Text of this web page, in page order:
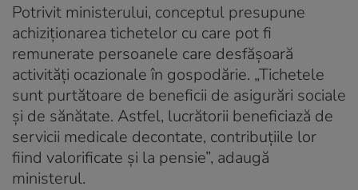
Potrivit ministerului, conceptul presupune
achiziţionarea tichetelor cu care pot fi
remunerate persoanele care desfăşoară
activităţi ocazionale în gospodărie. „Tichetele
sunt purtătoare de beneficii de asigurări sociale
şi de sănătate. Astfel, lucrătorii beneficiază de
servicii medicale decontate, contribuţiile lor
fiind valorificate şi la pensie”, adaugă
ministerul.